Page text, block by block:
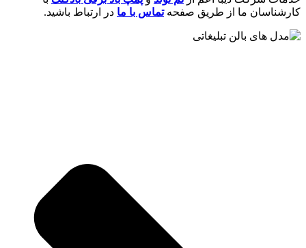
کارشناسان ما از طریق صفحهتماس با ما در ارتباط باشید.